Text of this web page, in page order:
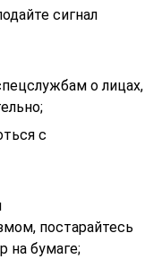
сигнал
о лицах,
с
постарайтесь
на бумаге;